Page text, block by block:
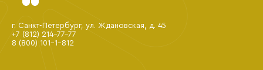
г. Санкт-Петербург, ул. Ждановская, д. 45
+7 (812) 214-77-77
8 (800) 101-1-812